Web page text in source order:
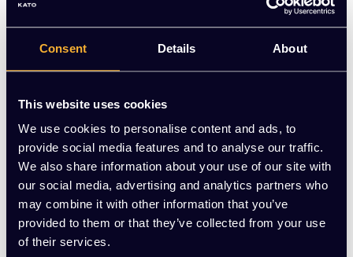
Consent Details About
This website uses cookies
We use cookies to personalise content and ads, to
provide social media features and to analyse our traffic.
We also share information about your use of our site with
our social media, advertising and analytics partners who
may combine it with other information that you’ve
provided to them or that they’ve collected from your use
of their services.
modern design.
Toevoegen aan winkelwagen
Vraag jouw persoonlijke aanbieding aan
Gratis montage
Vrijblijvende offerte